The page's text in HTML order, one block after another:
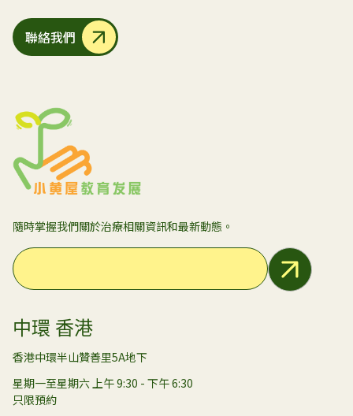
聯絡我們
隨時掌握我們關於治療相關資訊和最新動態。
Email Address
中環 香港
香港中環半山贊善里5A地下
星期一至星期六 上午 9:30 - 下午 6:30
只限預約